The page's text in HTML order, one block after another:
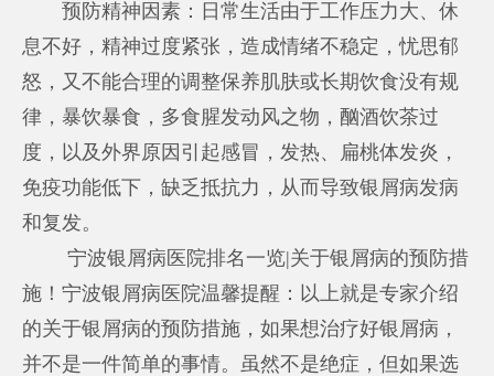
预防精神因素：日常生活由于工作压力大、休
息不好，精神过度紧张，造成情绪不稳定，忧思郁
怒，又不能合理的调整保养肌肤或长期饮食没有规
律，暴饮暴食，多食腥发动风之物，酗酒饮茶过
度，以及外界原因引起感冒，发热、扁桃体发炎，
免疫功能低下，缺乏抵抗力，从而导致银屑病发病
和复发。
宁波银屑病医院排名一览|关于银屑病的预防措
施！宁波银屑病医院温馨提醒：以上就是专家介绍
的关于银屑病的预防措施，如果想治疗好银屑病，
并不是一件简单的事情。虽然不是绝症，但如果选